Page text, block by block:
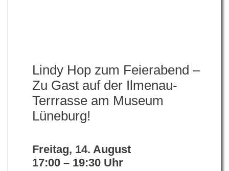
Lindy Hop zum Feierabend –
Zu Gast auf der Ilmenau-
Terrrasse am Museum
Lüneburg!
Freitag, 14. August
17:00 – 19:30 Uhr